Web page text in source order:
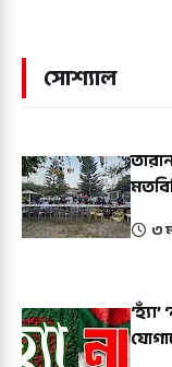
সোশ্যাল
৩